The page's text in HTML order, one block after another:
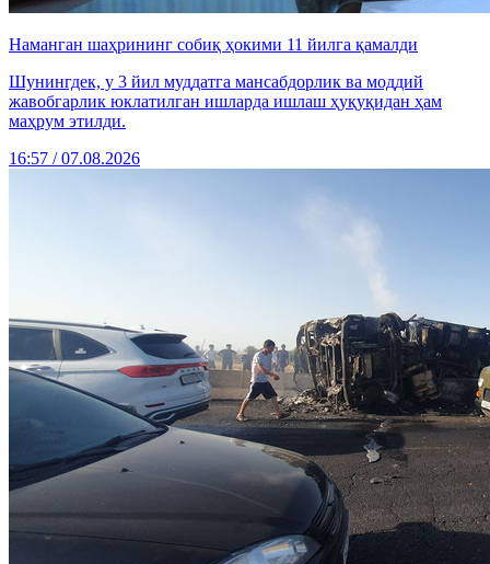
Наманган шаҳрининг собиқ ҳокими 11 йилга қамалди
Шунингдек, у 3 йил муддатга мансабдорлик ва моддий
жавобгарлик юклатилган ишларда ишлаш ҳуқуқидан ҳам
маҳрум этилди.
16:57 / 07.08.2026